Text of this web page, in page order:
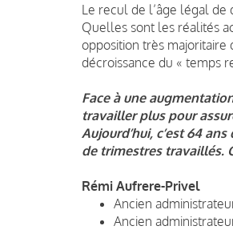
Le recul de l’âge légal
Quelles sont les réalités
opposition très majoritaire
décroissance du « temps
Face à une
travailler plus pour
Aujourd’hui, c’est 64
de trimestres travaillés.
Rémi Aufrere-Privel
Ancien
Ancien